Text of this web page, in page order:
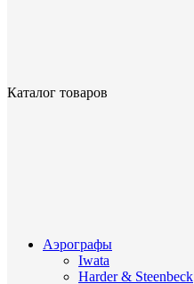
Каталог товаров
Аэрографы
Iwata
Harder & Steenbeck